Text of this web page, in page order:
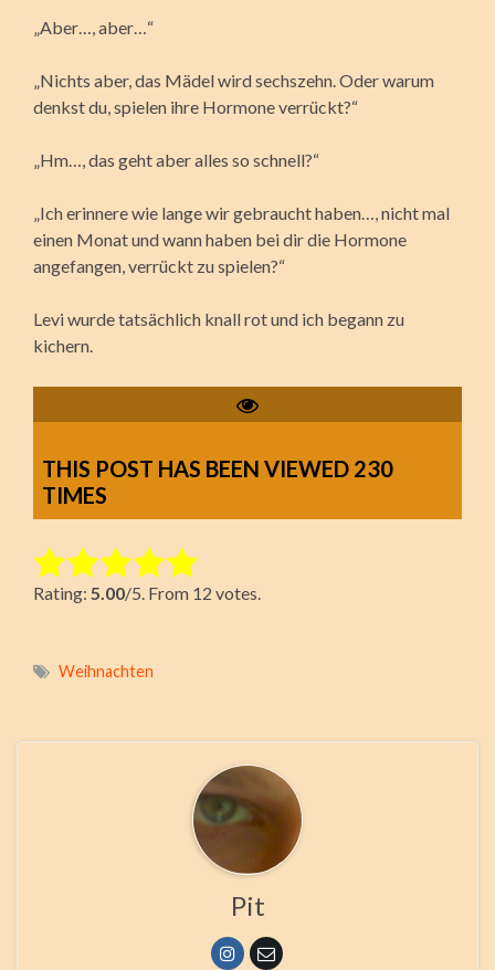
„Aber…, aber…“
„Nichts aber, das Mädel wird sechszehn. Oder warum
denkst du, spielen ihre Hormone verrückt?“
„Hm…, das geht aber alles so schnell?“
„Ich erinnere wie lange wir gebraucht haben…, nicht mal
einen Monat und wann haben bei dir die Hormone
angefangen, verrückt zu spielen?“
Levi wurde tatsächlich knall rot und ich begann zu
kichern.
THIS POST HAS BEEN VIEWED 230
TIMES
Rate this item:
Submit Rating
Rating: 5.00/5. From 12 votes.
Weihnachten
Pit